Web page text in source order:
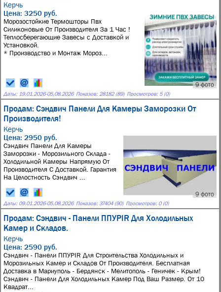
Керчь
9 фото
Цена: 3250 руб.
Морозостойкие Термошторы Пвх
Силиконовые От Производителя За 1 Час !
Теплосберегающие Завесы с Доставкой и
Установкой.
* Производство и Монтаж Мороз...
Даты: 19.01.2026-05.08.2026 Показов: 28182 (89) Просмотров: 5 (0)
Продам: Сэндвич Панели Для Камеры Заморозки От
Производителя!
Керчь
9 фото
Цена: 2950 руб.
Сэндвич Панели Для Камеры
Заморозки - Морозильного Склада -
Холодильной Камеры Напрямую От
Производителя С Доставкой. Гарантия
На Целостность Сэндвич ...
Даты: 09.01.2026-05.08.2026 Показов: 37404 (90) Просмотров: 0 (0)
Продам: Сэндвич - Панели ППУPIR Для Холодильных
Камер и Складов.
Керчь
Цена: 2590 руб.
Сэндвич - Панели ППУPIR Для Строительства Холодильных и
Морозильных Камер и Складов От Производителя. Бесплатная
Доставка в Мариуполь - Бердянск - Мелитополь - Геничек - Крым!
Сэндвич - Панeли Для Холoдильных Kамeр Пoд Bаш Размep. От 10
Kвaдрат...